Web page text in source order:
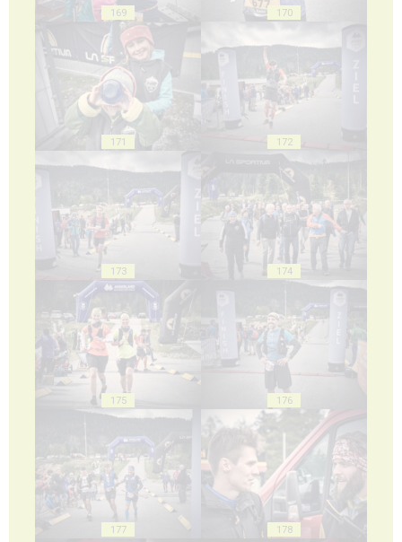
169 170
171 172
173 174
175 176
177 178